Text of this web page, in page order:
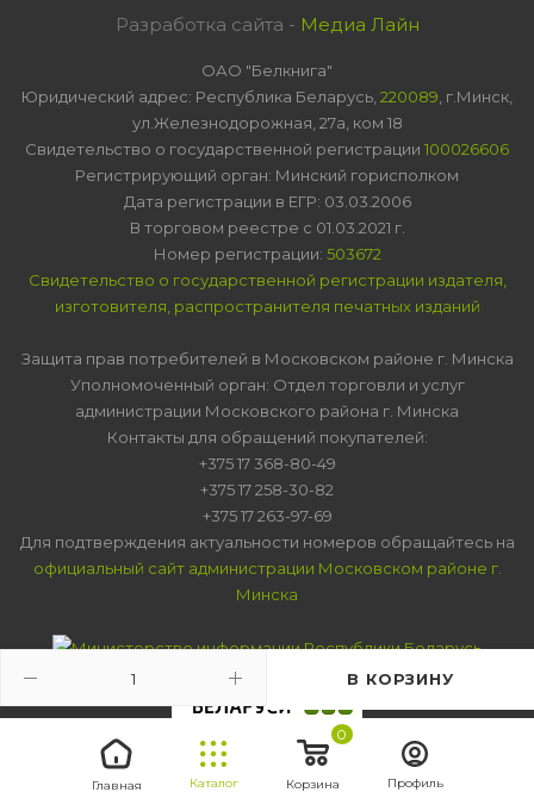
В КОРЗИНУ
Главная Каталог Корзина
0
Профиль
Разработка сайта - Медиа Лайн
ОАО "Белкнига"
Юридический адрес: Республика Беларусь, 220089 , г.Минск,
ул.Железнодорожная, 27а, ком 18
Свидетельство о государственной регистрации 100026606
Регистрирующий орган: Минский горисполком
Дата регистрации в ЕГР: 03.03.2006
В торговом реестре с 01.03.2021 г.
Номер регистрации: 503672
Свидетельство о государственной регистрации издателя,
изготовителя, распространителя печатных изданий
Защита прав потребителей в Московском районе г. Минска
Уполномоченный орган: Отдел торговли и услуг
администрации Московского района г. Минска
Контакты для обращений покупателей:
+375 17 368-80-49
+375 17 258-30-82
+375 17 263-97-69
Для подтверждения актуальности номеров обращайтесь на
официальный сайт администрации Московском районе г.
Минска